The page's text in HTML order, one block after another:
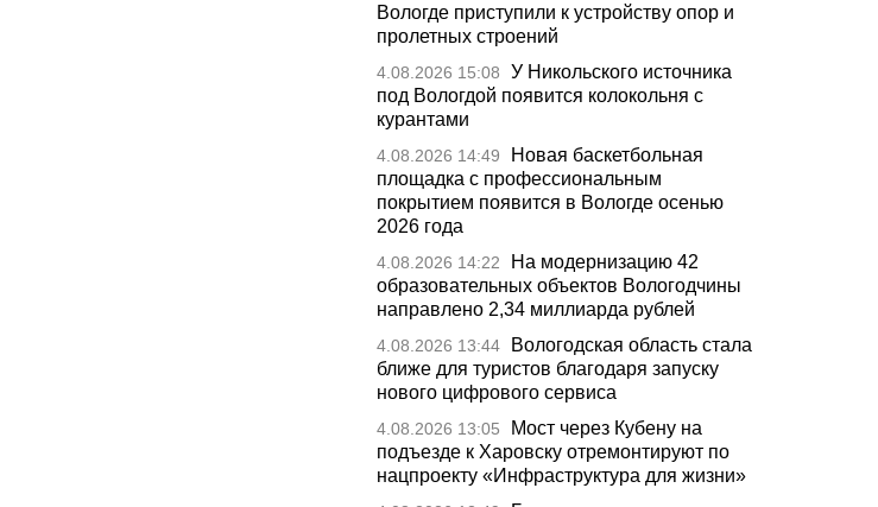
Вологде приступили к устройству опор и
пролетных строений
4.08.2026 15:08
У Никольского источника
под Вологдой появится колокольня с
курантами
4.08.2026 14:49
Новая баскетбольная
площадка с профессиональным
покрытием появится в Вологде осенью
2026 года
4.08.2026 14:22
На модернизацию 42
образовательных объектов Вологодчины
направлено 2,34 миллиарда рублей
4.08.2026 13:44
Вологодская область стала
ближе для туристов благодаря запуску
нового цифрового сервиса
4.08.2026 13:05
Мост через Кубену на
подъезде к Харовску отремонтируют по
нацпроекту «Инфраструктура для жизни»